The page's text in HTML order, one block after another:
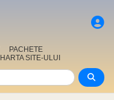
PACHETE
HARTA SITE-ULUI